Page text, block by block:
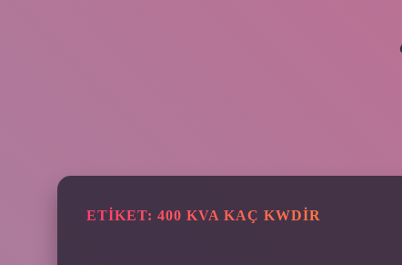
ETIKET: 400 KVA KAÇ KWDIR